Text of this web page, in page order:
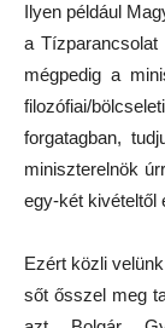
Ilyen például
a Tízparancsolat
mégpedig a
filozófiai/
forgatagban,
miniszterelnök
egy-két kivételtől
Ezért közli
sőt ősszel meg